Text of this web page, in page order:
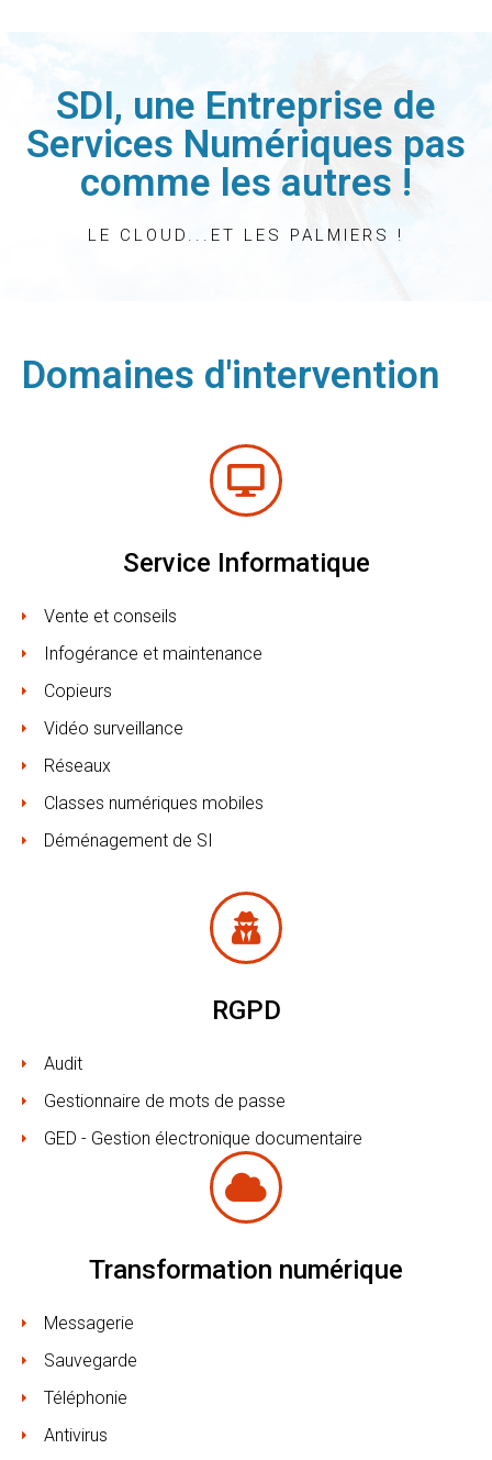
SDI, une Entreprise de
Services Numériques pas
comme les autres !
LE CLOUD...ET LES PALMIERS !
Domaines d'intervention
Service Informatique
Vente et conseils
Infogérance et maintenance
Copieurs
Vidéo surveillance
Réseaux
Classes numériques mobiles
Déménagement de SI
RGPD
Audit
Gestionnaire de mots de passe
GED - Gestion électronique documentaire
Transformation numérique
Messagerie
Sauvegarde
Téléphonie
Antivirus